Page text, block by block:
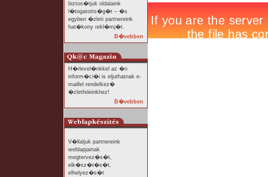
biztos�tjuk oldalaink
l�togatotts�g�t – �s
egyben �zleti partnereink
hat�kony rekl�mj�t.
B�vebben
H�rlevel�nkkel az �n
inform�ci�i is eljuthatnak e-
maillel rendelkez�
�zletfeleinkhez!
B�vebben
V�llaljuk partnereink
weblapjainak
megtervez�s�t,
elk�sz�t�s�t,
elhelyez�s�t